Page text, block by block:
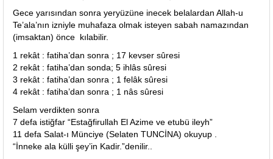
Gece yarısından sonra yeryüzüne inecek belalardan Allah-u
Te’ala’nın izniyle muhafaza olmak isteyen sabah namazından
(imsaktan) önce kılabilir.
1 rekât : fatiha’dan sonra ; 17 kevser sûresi
2 rekât : fatiha’dan sonda; 5 ihlâs sûresi
3 rekât : fatiha’dan sonra ; 1 felâk sûresi
4 rekât : fatiha’dan sonra ; 1 nâs sûresi
Selam verdikten sonra
7 defa istiğfar “Estağfirullah El Azime ve etubü ileyh”
11 defa Salat-ı Münciye (Selaten TUNCİNA) okuyup .
“İnneke ala külli şey’in Kadir.”denilir..